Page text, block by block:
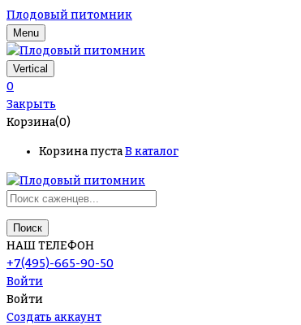
Плодовый питомник
Menu
Vertical
0
Закрыть
Корзина(0)
Корзина пустаВ каталог
Поиск
НАШ ТЕЛЕФОН
+7(495)-665-90-50
Войти
Войти
Создать аккаунт